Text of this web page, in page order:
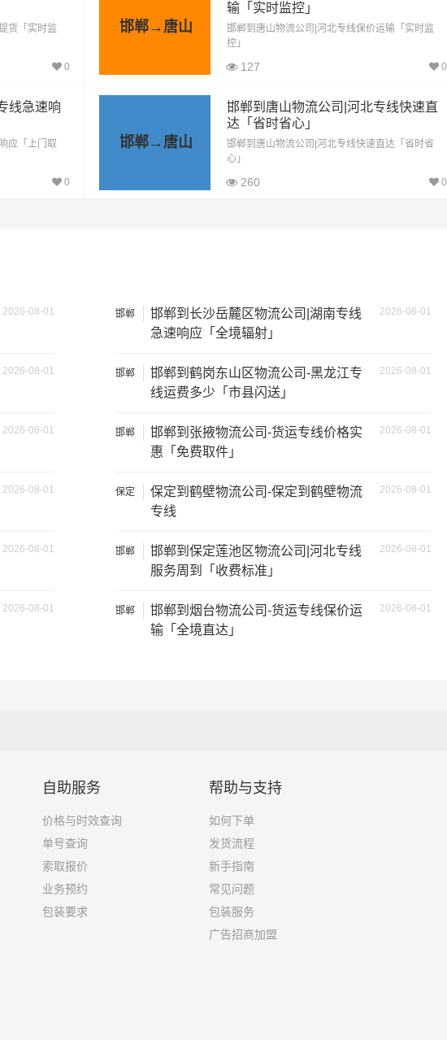
装载重量（ 吨
1.8×1.6×1.7
2吨
方 6吨 5×2.4×2.9
10吨
方 17吨 9×2.4×2.9
方 20吨 13×2.4×2.9
29吨
运输过程中丢失或损坏你的包裹，导致你的物品无法送达或受到损坏；
输过程中出现延误，导致你的物品无法按时送达；
质的服务，例如不及时回复客户咨询、不提供准确的物流信息等；
风险，例如不遵守运输规定、不保障货物安全等；
损坏，你可能需要支付额外的费用来修复或替换物品，导致经济损失。
货「实时监
0
邯郸→唐山
输「实时监控」
邯郸到唐山物流公司|河北专线保价运输「实时监
控」
127 0
线急速响
应「上门取
0
邯郸→唐山
邯郸到唐山物流公司|河北专线快速直
达「省时省心」
邯郸到唐山物流公司|河北专线快速直达「省时省
心」
260 0
2026-08-01
2026-08-01
2026-08-01
2026-08-01
2026-08-01
2026-08-01
邯郸 2026-08-01
邯郸到长沙岳麓区物流公司|湖南专线
急速响应「全境辐射」
邯郸 2026-08-01
邯郸到鹤岗东山区物流公司-黑龙江专
线运费多少「市县闪送」
邯郸 2026-08-01
邯郸到张掖物流公司-货运专线价格实
惠「免费取件」
保定 2026-08-01
保定到鹤壁物流公司-保定到鹤壁物流
专线
邯郸 2026-08-01
邯郸到保定莲池区物流公司|河北专线
服务周到「收费标准」
邯郸 2026-08-01
邯郸到烟台物流公司-货运专线保价运
输「全境直达」
自助服务
价格与时效查询
单号查询
索取报价
业务预约
包装要求
帮助与支持
如何下单
发货流程
新手指南
常见问题
包装服务
广告招商加盟